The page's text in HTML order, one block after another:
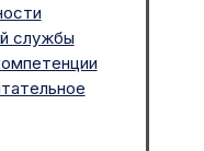
службы